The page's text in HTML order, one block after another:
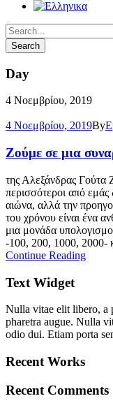
Day
4 Νοεμβρίου, 2019
4 Νοεμβρίου, 2019By
Ζούμε σε μια
της Αλεξάνδρας Γούτα
περισσότεροι από
αιώνα, αλλά την
του χρόνου είναι ένα
μια μονάδα
-100, 200, 1000, 2000-
Continue Reading
Text Widget
Nulla vitae elit libero, a
pharetra augue. Nulla
odio dui. Etiam porta
Recent Works
Recent Comments